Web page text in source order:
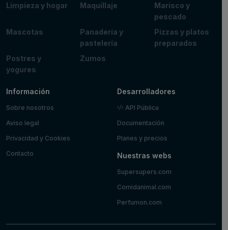
Limpieza y hogar
Maquillaje
Marisco y
pescado
Mascotas
Panadería y
pastelería
Pizzas y platos
preparados
Postres y
yogures
Zumos
Información
Sobre nosotros
Aviso legal
Privacidad y Cookies
Contacto
Desarrolladores
API Pública
Documentación
Planes y precios
Nuestras webs
Supersupers.com
Comidanimal.com
Perfumon.com